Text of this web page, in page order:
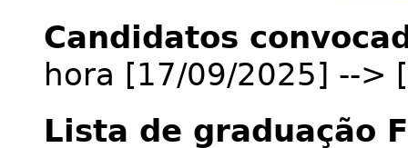
Candidatos
hora [17/09/2025] --> [
Lista de graduação